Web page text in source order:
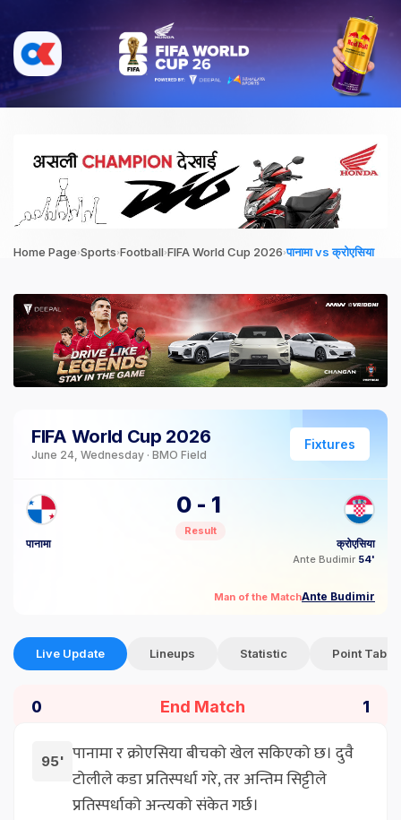
Home Page›Sports›Football›FIFA World Cup 2026›पानामा vs क्रोएसिया
FIFA World Cup 2026
June 24, Wednesday · BMO Field
Fixtures
पानामा
0 - 1
Result
क्रोएसिया
Ante Budimir 54'
Man of the MatchAnte Budimir
Live Update Lineups Statistic Point Table
0 End Match 1
95' पानामा र क्रोएसिया बीचको खेल सकिएको छ। दुवै
टोलीले कडा प्रतिस्पर्धा गरे, तर अन्तिम सिट्टीले
प्रतिस्पर्धाको अन्त्यको संकेत गर्छ।